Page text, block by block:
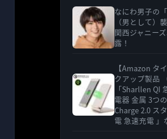
なにわ男子の
（男として）
関西ジャニー
露！
【Amazon タ
クアップ製品
「Sharllen QI
電器 金属 3つ
Charge 2.0 ス
電 急速充電 」